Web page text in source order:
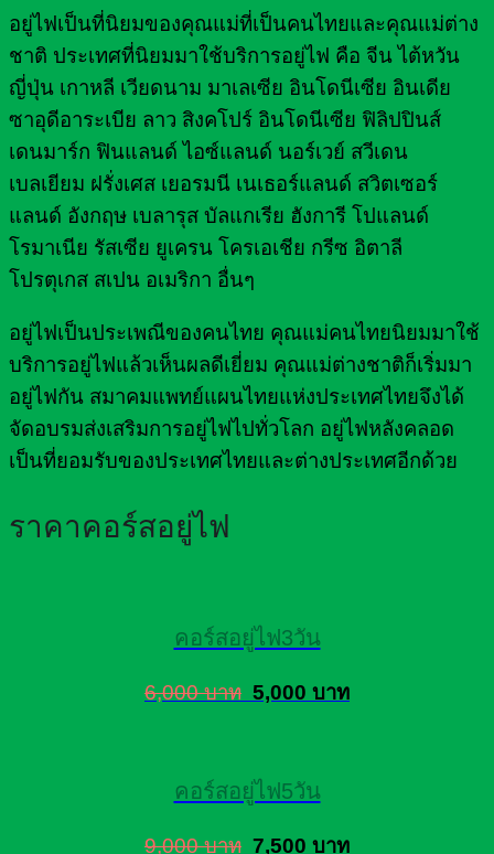
อยู่ไฟเป็นที่นิยมของคุณแม่ที่เป็นคนไทยและคุณแม่ต่าง
ชาติ ประเทศที่นิยมมาใช้บริการอยู่ไฟ คือ จีน ไต้หวัน
ญี่ปุ่น เกาหลี เวียดนาม มาเลเซีย อินโดนีเซีย อินเดีย
ซาอุดีอาระเบีย ลาว สิงคโปร์ อินโดนีเซีย ฟิลิปปินส์
เดนมาร์ก ฟินแลนด์ ไอซ์แลนด์ นอร์เวย์ สวีเดน
เบลเยียม ฝรั่งเศส เยอรมนี เนเธอร์แลนด์ สวิตเซอร์
แลนด์ อังกฤษ เบลารุส บัลแกเรีย ฮังการี โปแลนด์
โรมาเนีย รัสเซีย ยูเครน โครเอเชีย กรีซ อิตาลี
โปรตุเกส สเปน อเมริกา อื่นๆ
อยู่ไฟเป็นประเพณีของคนไทย คุณแม่คนไทยนิยมมาใช้
บริการอยู่ไฟแล้วเห็นผลดีเยี่ยม คุณแม่ต่างชาติก็เริ่มมา
อยู่ไฟกัน สมาคมแพทย์แผนไทยแห่งประเทศไทยจึงได้
จัดอบรมส่งเสริมการอยู่ไฟไปทั่วโลก อยู่ไฟหลังคลอด
เป็นที่ยอมรับของประเทศไทยและต่างประเทศอีกด้วย
ราคาคอร์สอยู่ไฟ
คอร์สอยู่ไฟ3วัน
6,000 บาท 5,000 บาท
คอร์สอยู่ไฟ5วัน
9,000 บาท 7,500 บาท